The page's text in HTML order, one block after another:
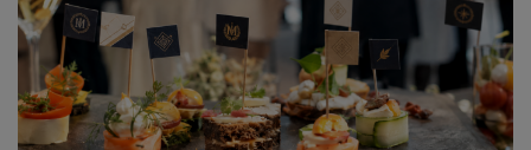
Loading...